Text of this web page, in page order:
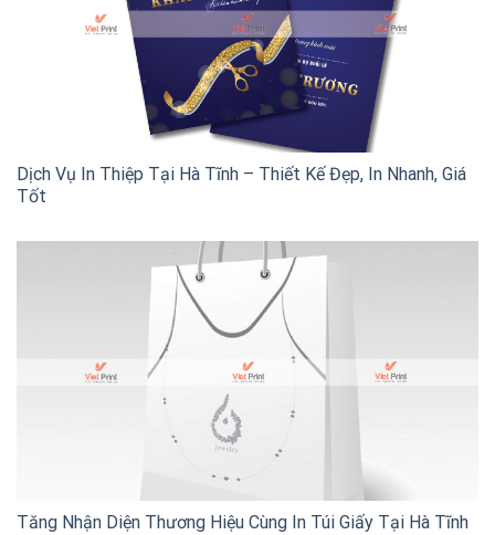
Dịch Vụ In Thiệp Tại Hà Tĩnh – Thiết Kế Đẹp, In Nhanh, Giá
Tốt
Tăng Nhận Diện Thương Hiệu Cùng In Túi Giấy Tại Hà Tĩnh